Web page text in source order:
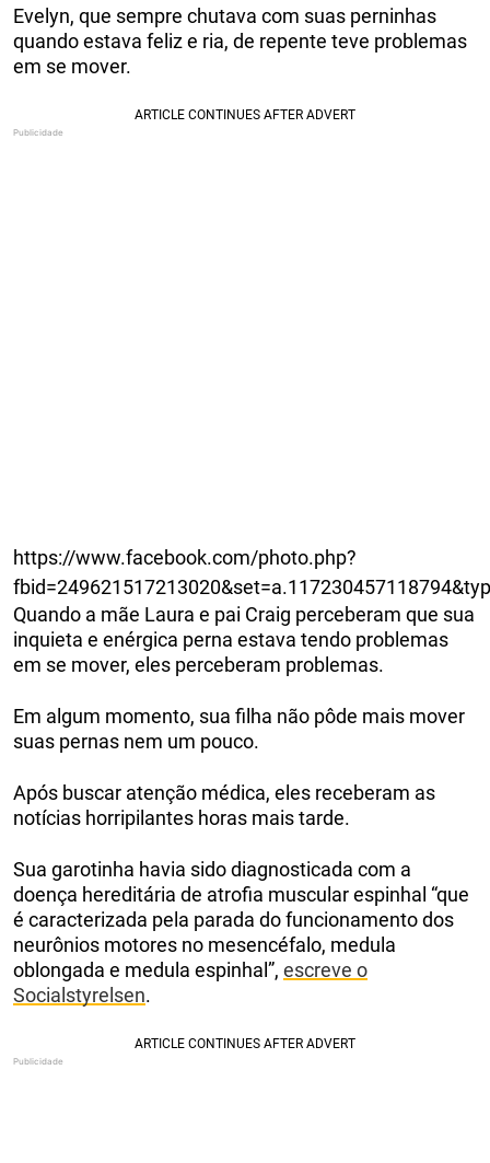
Evelyn, que sempre chutava com suas perninhas
quando estava feliz e ria, de repente teve problemas
em se mover.
https://www.facebook.com/photo.php?
Quando a mãe Laura e pai Craig perceberam que sua
inquieta e enérgica perna estava tendo problemas
em se mover, eles perceberam problemas.
Em algum momento, sua filha não pôde mais mover
suas pernas nem um pouco.
Após buscar atenção médica, eles receberam as
notícias horripilantes horas mais tarde.
Sua garotinha havia sido diagnosticada com a
doença hereditária de atrofia muscular espinhal “que
é caracterizada pela parada do funcionamento dos
neurônios motores no mesencéfalo, medula
oblongada e medula espinhal”, escreve o
Socialstyrelsen.